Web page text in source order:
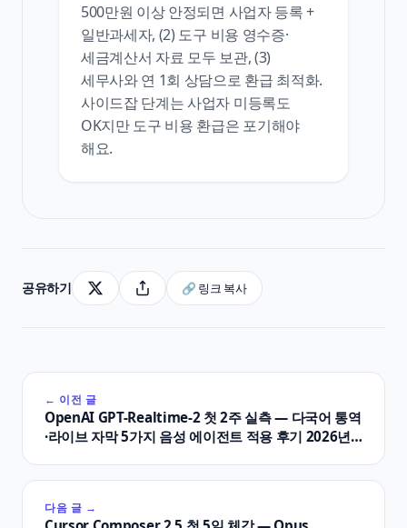
500만원 이상 안정되면 사업자 등록 +
일반과세자, (2) 도구 비용 영수증·
세금계산서 자료 모두 보관, (3)
세무사와 연 1회 상담으로 환급 최적화.
사이드잡 단계는 사업자 미등록도
OK지만 도구 비용 환급은 포기해야
해요.
공유하기 🔗 링크 복사
← 이전 글
OpenAI GPT-Realtime-2 첫 2주 실측 — 다국어 통역
·라이브 자막 5가지 음성 에이전트 적용 후기 2026년
다음 글 →